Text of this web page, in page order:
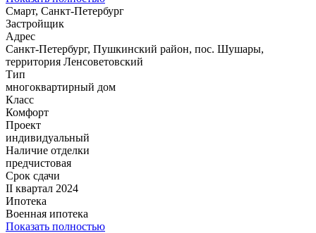
Смарт, Санкт-Петербург
Застройщик
Адрес
Санкт-Петербург, Пушкинский район, пос. Шушары,
территория Ленсоветовский
Тип
многоквартирный дом
Класс
Комфорт
Проект
индивидуальный
Наличие отделки
предчистовая
Срок сдачи
II квартал 2024
Ипотека
Военная ипотека
Показать полностью